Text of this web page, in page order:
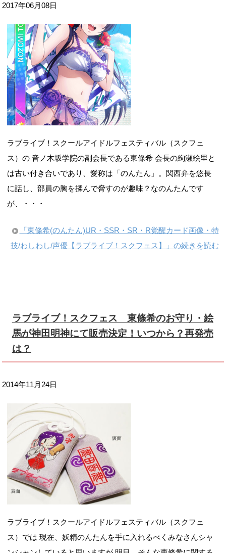
2017年06月08日
ラブライブ！スクールアイドルフェスティバル（スクフェ
ス）の 音ノ木坂学院の副会長である東條希 会長の絢瀬絵里と
は古い付き合いであり、愛称は「のんたん」。関西弁を悠長
に話し、部員の胸を揉んで脅すのが趣味？なのんたんです
が、・・・
「東條希(のんたん)UR・SSR・SR・R覚醒カード画像・特
技/わしわし/声優【ラブライブ！スクフェス】」の続きを読む
ラブライブ！スクフェス 東條希のお守り・絵
馬が神田明神にて販売決定！いつから？再発売
は？
2014年11月24日
ラブライブ！スクールアイドルフェスティバル（スクフェ
ス）では 現在、妖精のんたんを手に入れるべくみなさんシャ